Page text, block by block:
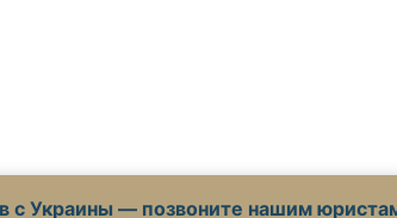
с Украины — позвоните нашим